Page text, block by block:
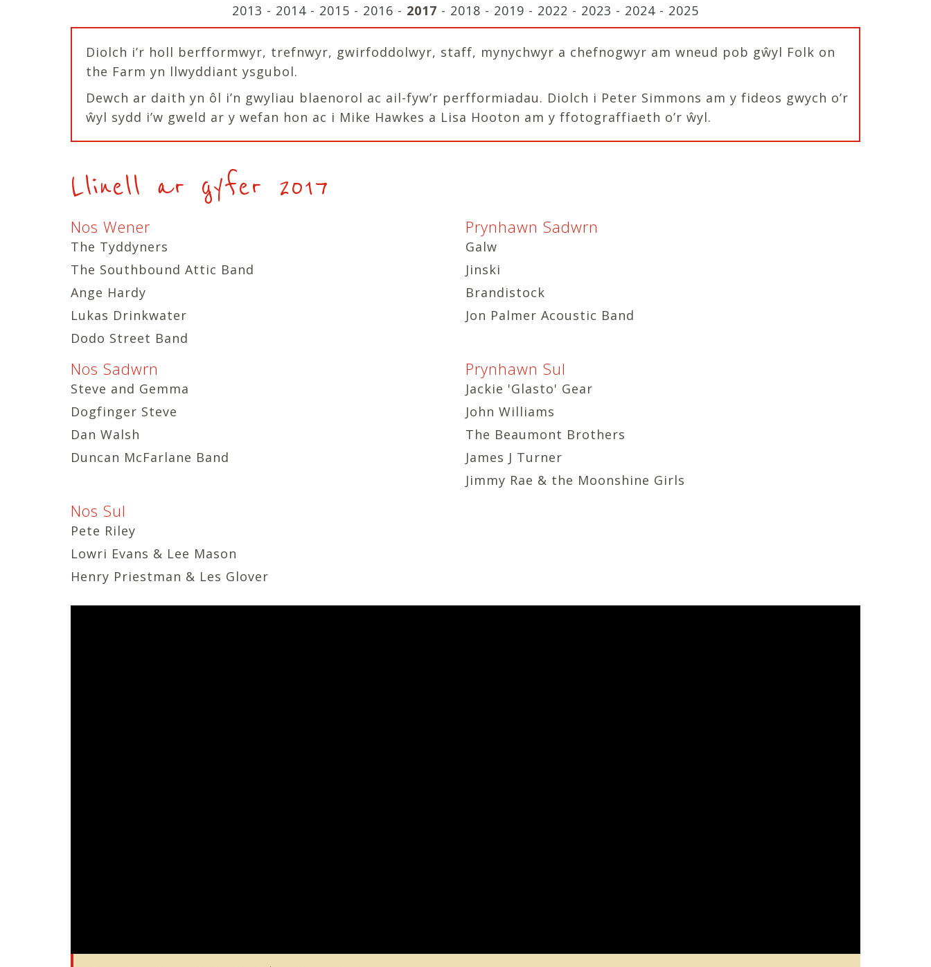
2013 - 2014 - 2015 - 2016 - 2017 - 2018 - 2019 - 2022 - 2023 - 2024 - 2025
Diolch i’r holl berfformwyr, trefnwyr, gwirfoddolwyr, staff, mynychwyr a chefnogwyr am wneud pob gŵyl Folk on
the Farm yn llwyddiant ysgubol.
Dewch ar daith yn ôl i’n gwyliau blaenorol ac ail-fyw’r perfformiadau. Diolch i Peter Simmons am y fideos gwych o’r
ŵyl sydd i’w gweld ar y wefan hon ac i Mike Hawkes a Lisa Hooton am y ffotograffiaeth o’r ŵyl.
Llinell ar gyfer 2017
Nos Wener
The Tyddyners
The Southbound Attic Band
Ange Hardy
Lukas Drinkwater
Dodo Street Band
Prynhawn Sadwrn
Galw
Jinski
Brandistock
Jon Palmer Acoustic Band
Nos Sadwrn
Steve and Gemma
Dogfinger Steve
Dan Walsh
Duncan McFarlane Band
Prynhawn Sul
Jackie 'Glasto' Gear
John Williams
The Beaumont Brothers
James J Turner
Jimmy Rae & the Moonshine Girls
Nos Sul
Pete Riley
Lowri Evans & Lee Mason
Henry Priestman & Les Glover